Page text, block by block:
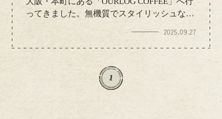
ってきました。無機質でスタイリッシュな空
間は、都会の喧騒を忘れさせてくれる心地よ
さ。香ばしい塩パンや、甘さ控えめなピスタ
チオクリームプレッツェル、こだわりの抹茶
ラテなど、どれもハズレなしの美味しさでし
た。落ち着いた雰囲気の中で、ひとときの非
日常を味わえる素敵なカフェです。お店情報
店名：Ourlog Coffee Honmachi住所：大阪府
大阪市中央区淡路町4丁目7-5電話：0795-82-
2025.09.27
1